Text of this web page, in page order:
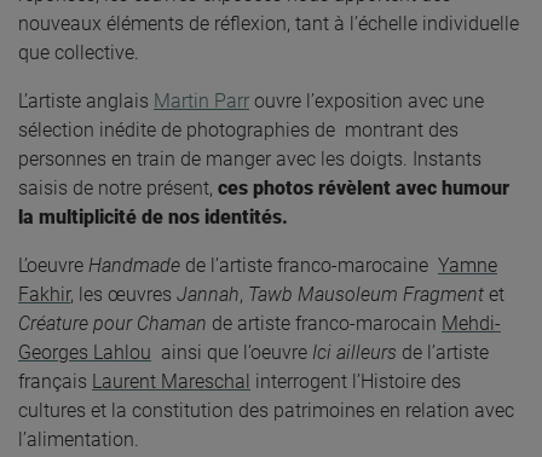
nouveaux éléments de réflexion, tant à l’échelle individuelle
que collective.
L’artiste anglais Martin Parr ouvre l’exposition avec une
sélection inédite de photographies de montrant des
personnes en train de manger avec les doigts. Instants
saisis de notre présent, ces photos révèlent avec humour
la multiplicité de nos identités.
L’oeuvre Handmade de l’artiste franco-marocaine Yamne
Fakhir, les œuvres Jannah, Tawb Mausoleum Fragment et
Créature pour Chaman de artiste franco-marocain Mehdi-
Georges Lahlou ainsi que l’oeuvre Ici ailleurs de l’artiste
français Laurent Mareschal interrogent l’Histoire des
cultures et la constitution des patrimoines en relation avec
l’alimentation.